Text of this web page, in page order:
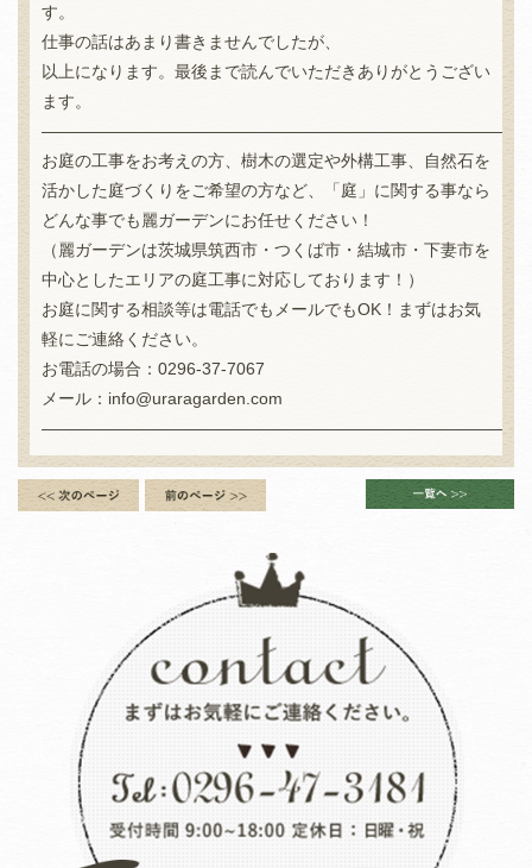
す。
仕事の話はあまり書きませんでしたが、
以上になります。最後まで読んでいただきありがとうござい
ます。
お庭の工事をお考えの方、樹木の選定や外構工事、自然石を
活かした庭づくりをご希望の方など、「庭」に関する事なら
どんな事でも麗ガーデンにお任せください！
（麗ガーデンは茨城県筑西市・つくば市・結城市・下妻市を
中心としたエリアの庭工事に対応しております！）
お庭に関する相談等は電話でもメールでもOK！まずはお気
軽にご連絡ください。
お電話の場合：0296-37-7067
メール：info@uraragarden.com